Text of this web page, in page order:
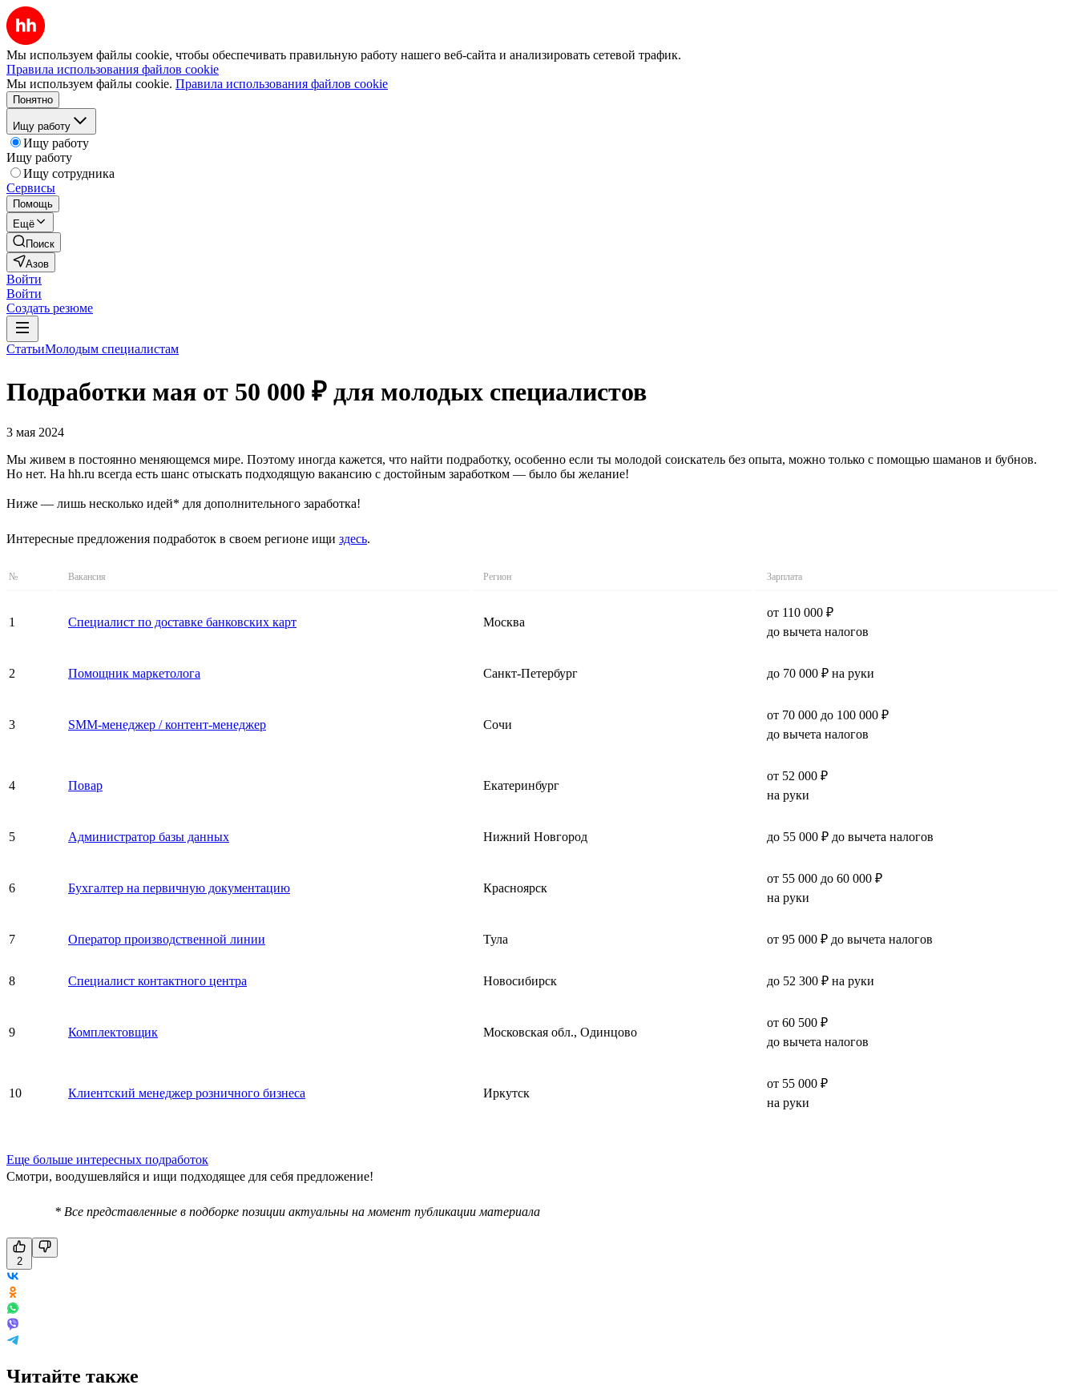
Мы используем файлы cookie, чтобы обеспечивать правильную работу нашего веб-сайта и анализировать сетевой трафик.
Правила использования файлов cookie
Мы используем файлы cookie. Правила использования файлов cookie
Понятно
Ищу работу
Ищу работу
Ищу работу
Ищу сотрудника
Сервисы
Помощь
Ещё
Поиск
Азов
Войти
Войти
Создать резюме
СтатьиМолодым специалистам
Подработки мая от 50 000 ₽ для молодых специалистов
3 мая 2024
Мы живем в постоянно меняющемся мире. Поэтому иногда кажется, что найти подработку, особенно если ты молодой соискатель без опыта, можно только с помощью шаманов и бубнов.
Но нет. На hh.ru всегда есть шанс отыскать подходящую вакансию с достойным заработком — было бы желание!
Ниже — лишь несколько идей* для дополнительного заработка!
Интересные предложения подработок в своем регионе ищи здесь.
№ Вакансия Регион Зарплата
1 Специалист по доставке банковских карт Москва
от 110 000 ₽
до вычета налогов
2 Помощник маркетолога Санкт-Петербург до 70 000 ₽ на руки
3 SMM-менеджер / контент-менеджер Сочи
от 70 000 до 100 000 ₽
до вычета налогов
4 Повар Екатеринбург
от 52 000 ₽
на руки
5 Администратор базы данных Нижний Новгород до 55 000 ₽ до вычета налогов
6 Бухгалтер на первичную документацию Красноярск
от 55 000 до 60 000 ₽
на руки
7 Оператор производственной линии Тула от 95 000 ₽ до вычета налогов
8 Специалист контактного центра Новосибирск до 52 300 ₽ на руки
9 Комплектовщик Московская обл., Одинцово
от 60 500 ₽
до вычета налогов
10 Клиентский менеджер розничного бизнеса Иркутск
от 55 000 ₽
на руки
Еще больше интересных подработок
Смотри, воодушевляйся и ищи подходящее для себя предложение!
* Все представленные в подборке позиции актуальны на момент публикации материала
2
Читайте также